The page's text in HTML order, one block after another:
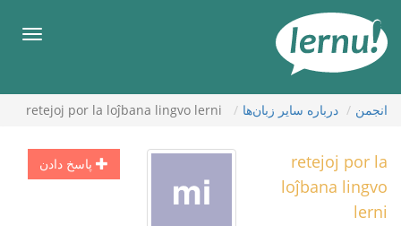
محتوا
انجمن درباره ساير زبان‌ها
پاسخ دادن
retejoj por la
loĵbana lingvo
lerni